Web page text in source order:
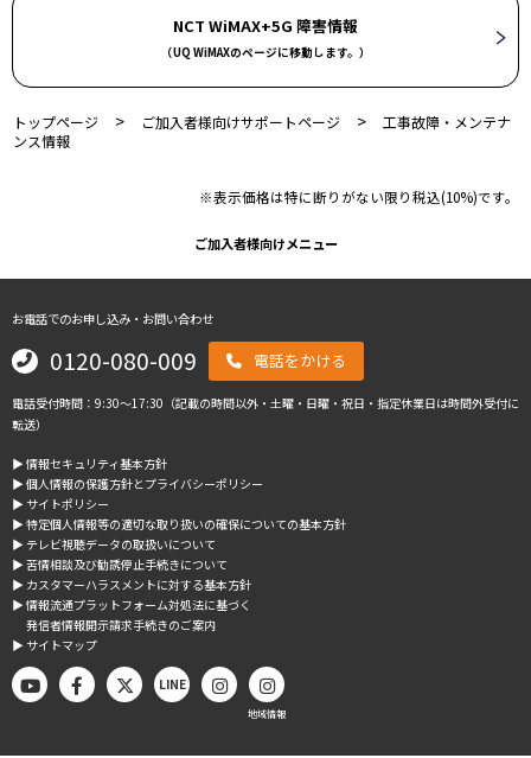
NCT WiMAX+5G 障害情報
（UQ WiMAXのページに移動します。）
トップページ > ご加入者様向けサポートページ >工事故障・メンテナ
ンス情報
※表示価格は特に断りがない限り税込(10%)です。
ご加入者様向けメニュー
お電話でのお申し込み・お問い合わせ
0120-080-009 電話をかける
電話受付時間：9:30～17:30（記載の時間以外・土曜・日曜・祝日・指定休業日は時間外受付に
転送）
▶︎ 情報セキュリティ基本方針
▶︎ 個人情報の保護方針とプライバシーポリシー
▶︎ サイトポリシー
▶︎ 特定個人情報等の適切な取り扱いの確保についての基本方針
▶︎ テレビ視聴データの取扱いについて
▶︎ 苦情相談及び勧誘停止手続きについて
▶︎ カスタマーハラスメントに対する基本方針
▶︎ 情報流通プラットフォーム対処法に基づく
発信者情報開示請求手続きのご案内
▶︎ サイトマップ
LINE
地域情報